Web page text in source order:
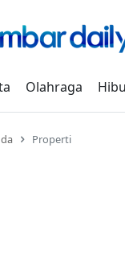
Olahraga
Properti